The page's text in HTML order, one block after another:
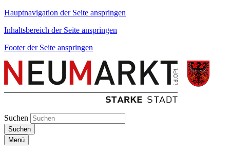
Hauptnavigation der Seite anspringen
Inhaltsbereich der Seite anspringen
Footer der Seite anspringen
Suchen
Suchen
Menü